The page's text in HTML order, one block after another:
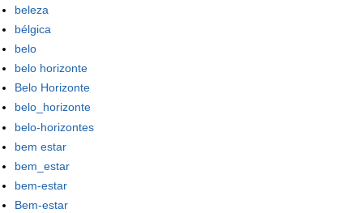
beleza
bélgica
belo
belo horizonte
Belo Horizonte
belo_horizonte
belo-horizontes
bem estar
bem_estar
bem-estar
Bem-estar